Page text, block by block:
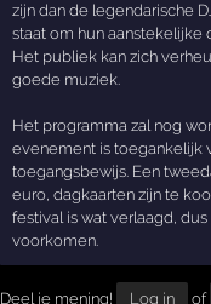
zijn dan de legendarische
staat om hun
Het publiek kan zich
goede muziek.
Het programma zal nog
evenement is toegankelijk
toegangsbewijs. Een
euro, dagkaarten zijn te
festival is wat verlaagd,
voorkomen.
Deel je mening! Log in of